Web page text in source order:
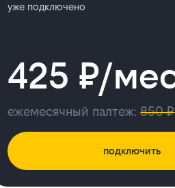
уже подключено
425 ₽/
ежемесячный палтеж:850 ₽
подключить